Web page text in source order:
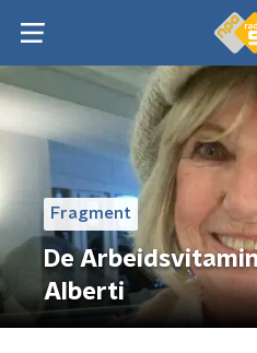
Fragment
De
Alberti